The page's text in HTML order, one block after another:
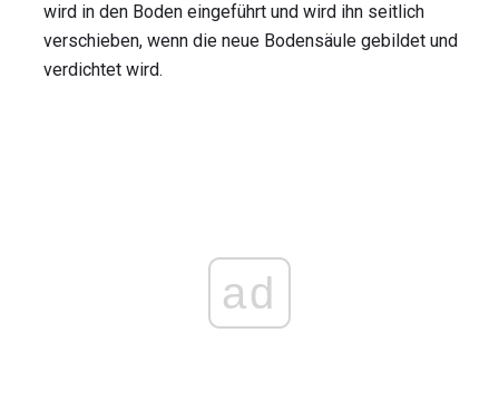
wird in den Boden eingeführt und wird ihn seitlich
verschieben, wenn die neue Bodensäule gebildet und
verdichtet wird.
ad